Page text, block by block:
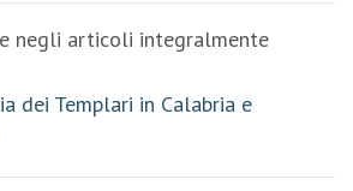
negli articoli integralmente
dei Templari in Calabria e